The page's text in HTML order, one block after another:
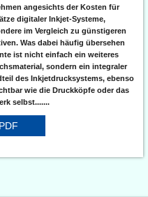
angesichts der Kosten für
digitaler Inkjet-Systeme,
im Vergleich zu günstigeren
Was dabei häufig übersehen
ist nicht einfach ein weiteres
sondern ein integraler
des Inkjetdrucksystems, ebenso
wie die Druckköpfe oder das
selbst.......
PDF